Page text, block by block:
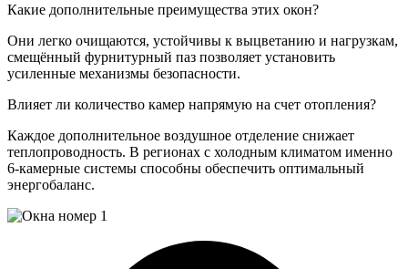
Какие дополнительные преимущества этих окон?
Они легко очищаются, устойчивы к выцветанию и нагрузкам,
смещённый фурнитурный паз позволяет установить
усиленные механизмы безопасности.
Влияет ли количество камер напрямую на счет отопления?
Каждое дополнительное воздушное отделение снижает
теплопроводность. В регионах с холодным климатом именно
6‑камерные системы способны обеспечить оптимальный
энергобаланс.